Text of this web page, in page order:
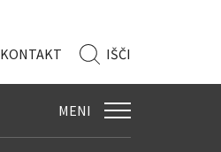
KONTAKT IŠČI
MENI